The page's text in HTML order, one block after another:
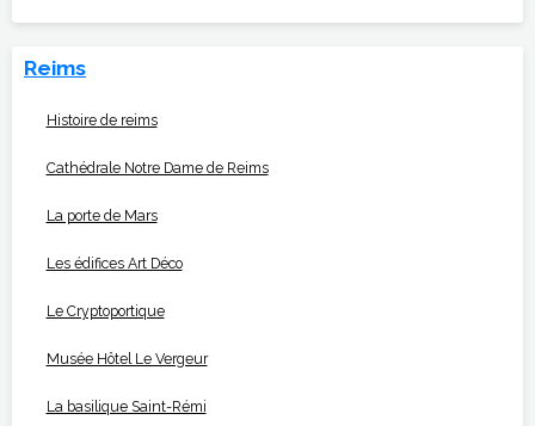
Reims
Histoire de reims
Cathédrale Notre Dame de Reims
La porte de Mars
Les édifices Art Déco
Le Cryptoportique
Musée Hôtel Le Vergeur
La basilique Saint-Rémi